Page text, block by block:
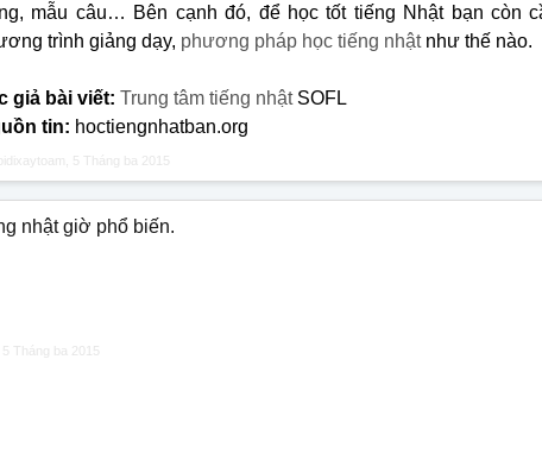
mẫu câu… Bên cạnh đó, để học tốt tiếng Nhật bạn còn
trình giảng dạy, phương pháp học tiếng nhật như thế nào.
giả bài viết: Trung tâm tiếng nhậtSOFL
tin: hoctiengnhatban.org
5 Tháng ba 2015
nhật giờ phổ biến.
5 Tháng ba 2015